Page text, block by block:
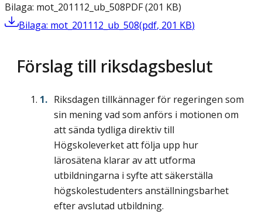
Bilaga: mot_201112_ub_508PDF(201 KB)
Bilaga: mot_201112_ub_508(pdf, 201 KB)
Förslag till riksdagsbeslut
Riksdagen tillkännager för regeringen som
sin mening vad som anförs i motionen om
att sända tydliga direktiv till
Högskoleverket att följa upp hur
lärosätena klarar av att utforma
utbildningarna i syfte att säkerställa
högskolestudenters anställningsbarhet
efter avslutad utbildning.